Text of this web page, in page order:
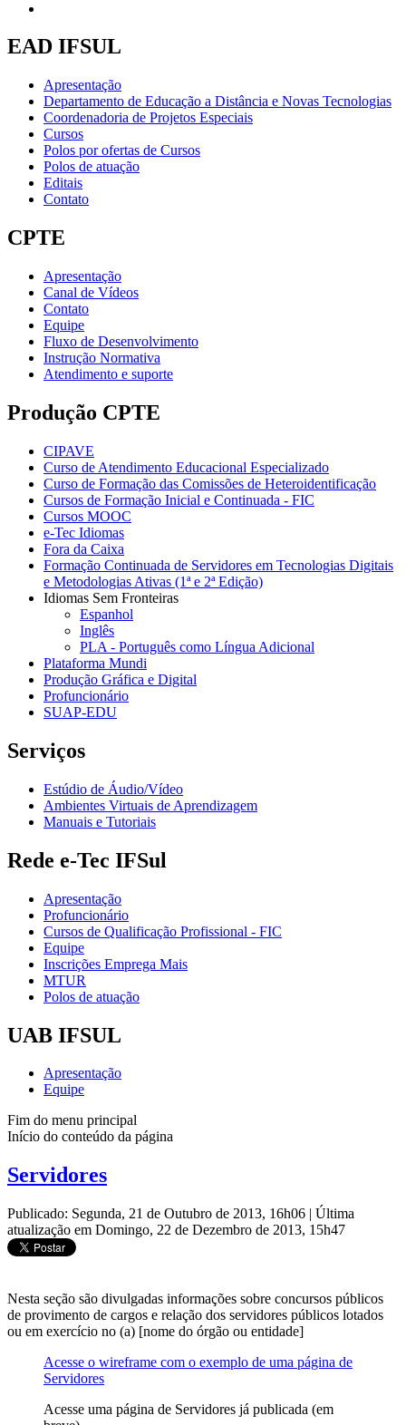
EAD IFSUL
Apresentação
Departamento de Educação a Distância e Novas Tecnologias
Coordenadoria de Projetos Especiais
Cursos
Polos por ofertas de Cursos
Polos de atuação
Editais
Contato
CPTE
Apresentação
Canal de Vídeos
Contato
Equipe
Fluxo de Desenvolvimento
Instrução Normativa
Atendimento e suporte
Produção CPTE
CIPAVE
Curso de Atendimento Educacional Especializado
Curso de Formação das Comissões de Heteroidentificação
Cursos de Formação Inicial e Continuada - FIC
Cursos MOOC
e-Tec Idiomas
Fora da Caixa
Formação Continuada de Servidores em Tecnologias Digitais
e Metodologias Ativas (1ª e 2ª Edição)
Idiomas Sem Fronteiras
Espanhol
Inglês
PLA - Português como Língua Adicional
Plataforma Mundi
Produção Gráfica e Digital
Profuncionário
SUAP-EDU
Serviços
Estúdio de Áudio/Vídeo
Ambientes Virtuais de Aprendizagem
Manuais e Tutoriais
Rede e-Tec IFSul
Apresentação
Profuncionário
Cursos de Qualificação Profissional - FIC
Equipe
Inscrições Emprega Mais
MTUR
Polos de atuação
UAB IFSUL
Apresentação
Equipe
Fim do menu principal
Início do conteúdo da página
Servidores
Publicado: Segunda, 21 de Outubro de 2013, 16h06 | Última
atualização em Domingo, 22 de Dezembro de 2013, 15h47
Nesta seção são divulgadas informações sobre concursos públicos
de provimento de cargos e relação dos servidores públicos lotados
ou em exercício no (a) [nome do órgão ou entidade]
Acesse o wireframe com o exemplo de uma página de
Servidores
Acesse uma página de Servidores já publicada (em